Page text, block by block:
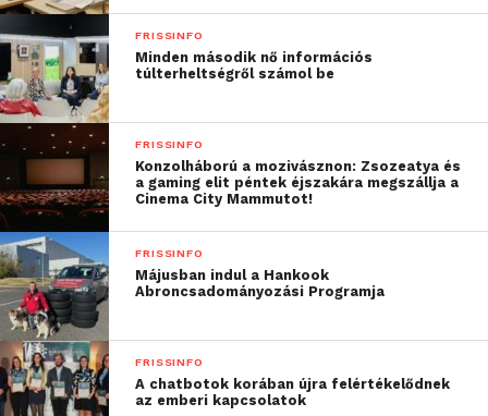
érhetnek el.
A kampusz – egy
FRISSINFO
Minden második nő információs
túlterheltségről számol be
FRISSINFO
Konzolháború a mozivásznon: Zsozeatya és
a gaming elit péntek éjszakára megszállja a
Cinema City Mammutot!
FRISSINFO
Májusban indul a Hankook
Abroncsadományozási Programja
FRISSINFO
A chatbotok korában újra felértékelődnek
az emberi kapcsolatok